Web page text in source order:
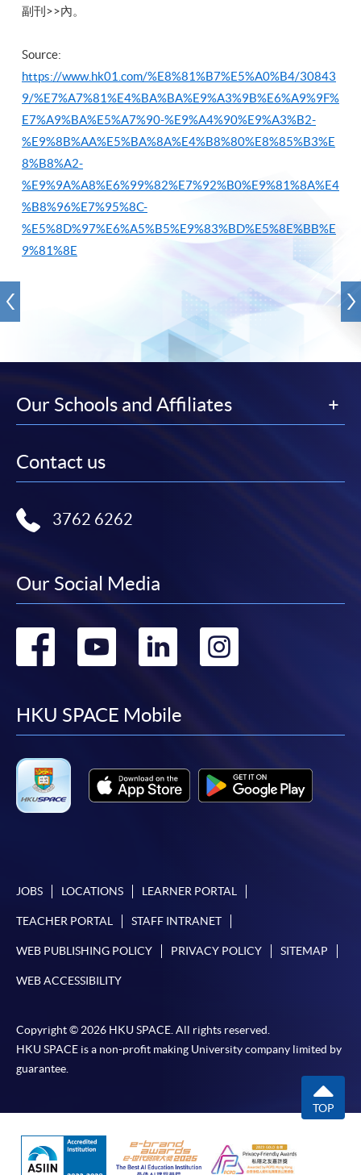
副刊>>內。
Source:
https://www.hk01.com/%E8%81%B7%E5%A0%B4/30843
9/%E7%A7%81%E4%BA%BA%E9%A3%9B%E6%A9%9F%
E7%A9%BA%E5%A7%90-%E9%A4%90%E9%A3%B2-
%E9%8B%AA%E5%BA%8A%E4%B8%80%E8%85%B3%E
8%B8%A2-
%E9%9A%A8%E6%99%82%E7%92%B0%E9%81%8A%E4
%B8%96%E7%95%8C-
%E5%8D%97%E6%A5%B5%E9%83%BD%E5%8E%BB%E
9%81%8E
Our Schools and Affiliates
Contact us
3762 6262
Our Social Media
Go
facebook
Go
youtube
Go
linkedin
Go
HKU SPACE Mobile
JOBS LOCATIONS LEARNER PORTAL
TEACHER PORTAL STAFF INTRANET
WEB PUBLISHING POLICY PRIVACY POLICY SITEMAP
WEB ACCESSIBILITY
Copyright © 2026 HKU SPACE. All rights reserved.
HKU SPACE is a non-profit making University company limited by
guarantee.
TOP